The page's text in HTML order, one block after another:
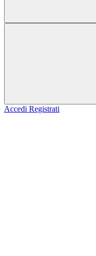
Accedi Registrati